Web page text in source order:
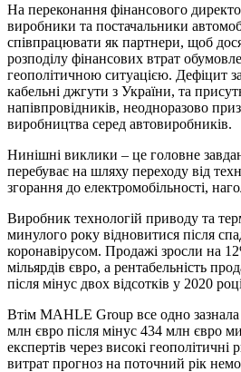
На переконання фінансового
виробники та постачальники
співпрацювати як партнери, щоб
розподілу фінансових втрат
геополітичною ситуацією. Дефіцит
кабельні джгути з України, та
напівпровідників, неодноразово
виробництва серед автовиробників.
Нинішні виклики – це головне
перебуває на шляху переходу від
згорання до електромобільності,
Виробник технологій приводу та
минулого року відновитися після
коронавірусом. Продажі зросли на
мільярдів євро, а рентабельність
після мінус двох відсотків у 2020
Втім MAHLE Group все одно
млн євро після мінус 434 млн євро
експертів через високі геополітичні
витрат прогноз на поточний рік